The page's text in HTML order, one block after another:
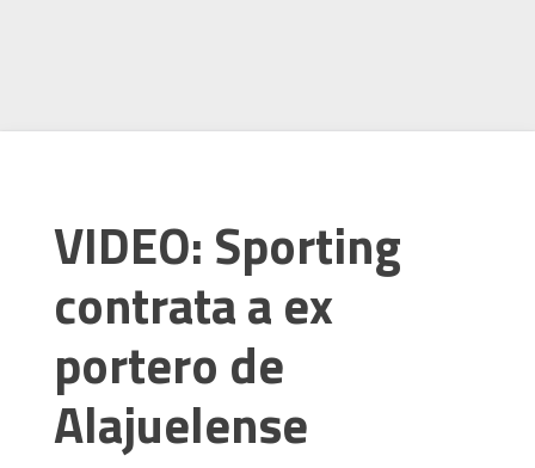
VIDEO: Sporting
contrata a ex
portero de
Alajuelense